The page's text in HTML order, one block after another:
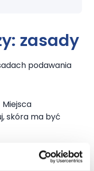
zasady
podawania
Miejsca
skóra ma być
w udo lub
ona wolniej),